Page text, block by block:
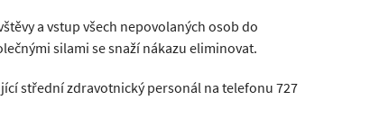
a vstup všech nepovolaných osob do
silami se snaží nákazu eliminovat.
střední zdravotnický personál na telefonu 727